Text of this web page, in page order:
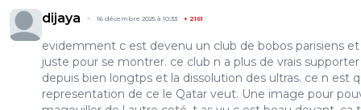
dijaya 16 décembre 2025 à 10:33 + 2161
evidemment c est devenu un club de bobos parisiens
juste pour se montrer. ce club n a plus de vrais supporter
depuis bien longtps et la dissolution des ultras. ce n est
representation de ce le Qatar veut. Une image pour